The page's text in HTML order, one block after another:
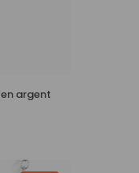
argent